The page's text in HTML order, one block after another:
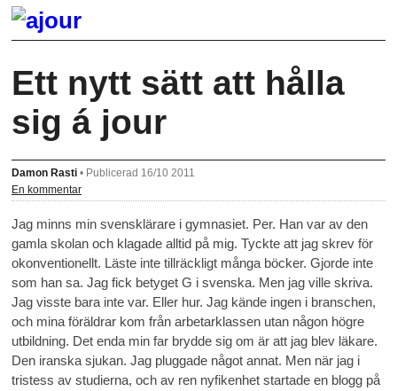
Ett nytt sätt att hålla
sig á jour
Damon Rasti • Publicerad 16/10 2011
En kommentar
Jag minns min svensklärare i gymnasiet. Per. Han var av den
gamla skolan och klagade alltid på mig. Tyckte att jag skrev för
okonventionellt. Läste inte tillräckligt många böcker. Gjorde inte
som han sa. Jag fick betyget G i svenska. Men jag ville skriva.
Jag visste bara inte var. Eller hur. Jag kände ingen i branschen,
och mina föräldrar kom från arbetarklassen utan någon högre
utbildning. Det enda min far brydde sig om är att jag blev läkare.
Den iranska sjukan. Jag pluggade något annat. Men när jag i
tristess av studierna, och av ren nyfikenhet startade en blogg på